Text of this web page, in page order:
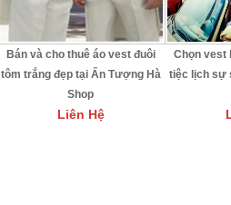
Bán và cho thuê áo vest đuôi
tôm trắng đẹp tại Ấn Tượng Hà
Shop
Liên Hệ
Chọn vest
tiệc lịch sự